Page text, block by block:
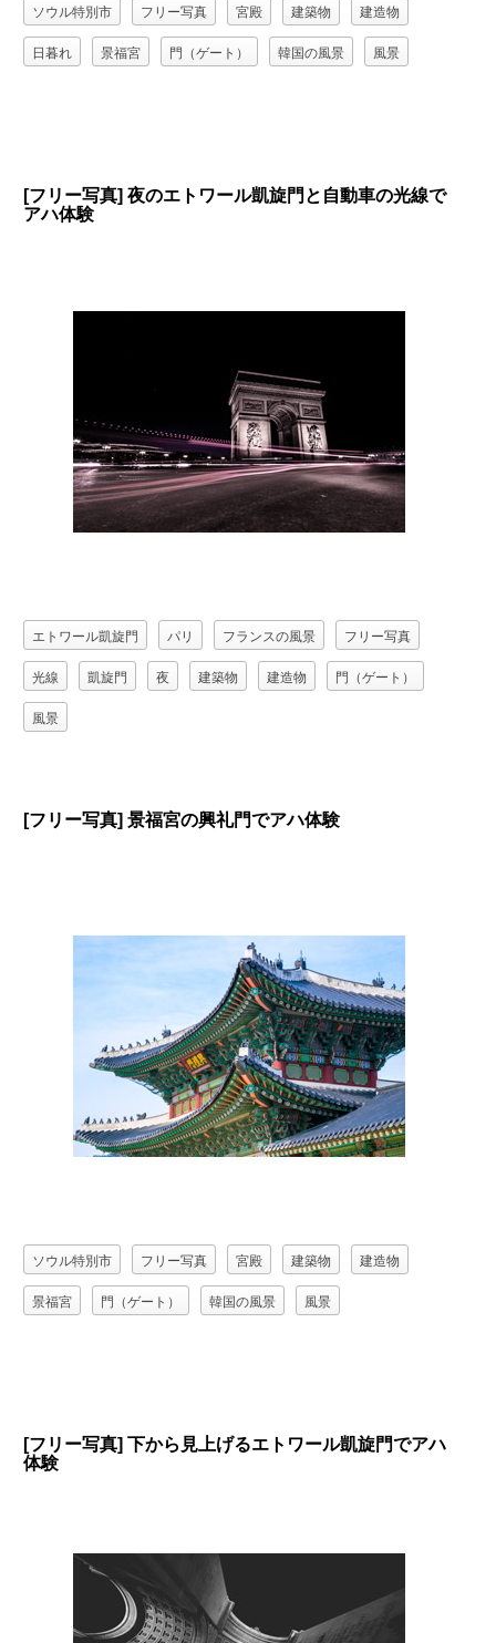
ソウル特別市 フリー写真 宮殿 建築物 建造物
日暮れ 景福宮 門（ゲート） 韓国の風景 風景
[フリー写真] 夜のエトワール凱旋門と自動車の光線で
アハ体験
エトワール凱旋門 パリ フランスの風景 フリー写真
光線 凱旋門 夜 建築物 建造物 門（ゲート）
風景
[フリー写真] 景福宮の興礼門でアハ体験
ソウル特別市 フリー写真 宮殿 建築物 建造物
景福宮 門（ゲート） 韓国の風景 風景
[フリー写真] 下から見上げるエトワール凱旋門でアハ
体験